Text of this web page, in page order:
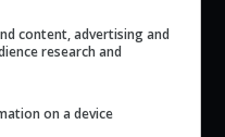
content, advertising and
research and
on a device